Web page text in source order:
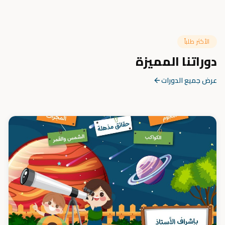
الأكثر طلباً
دوراتنا المميزة
عرض جميع الدورات